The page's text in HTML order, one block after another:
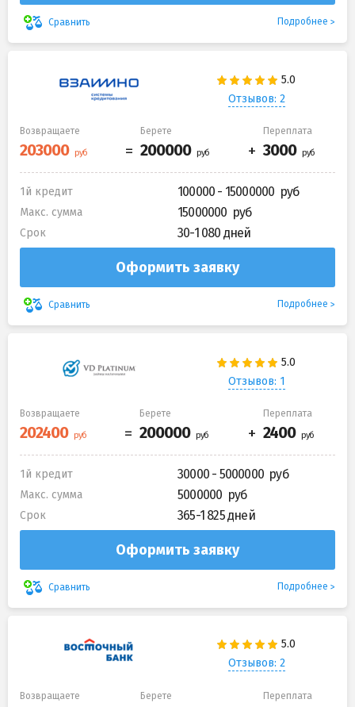
Сравнить Подробнее
Отзывов: 2
Возвращаете Берете Переплата
1й кредит 100000 - 15000000
Макс. сумма 15000000
Срок 30-1 080 дней
Оформить заявку
Сравнить Подробнее
Отзывов: 1
Возвращаете Берете Переплата
1й кредит 30000 - 5000000
Макс. сумма 5000000
Срок 365-1 825 дней
Оформить заявку
Сравнить Подробнее
Отзывов: 2
Возвращаете Берете Переплата